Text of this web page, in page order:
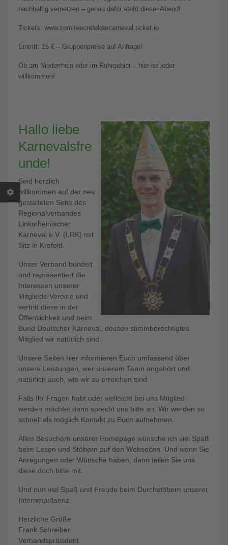
nachhaltig vernetzen – genau dafür steht dieser Abend!
Tickets: www.comiteecrefeldercarneval.ticket.io
Eintritt: 15 € – Gruppenpreise auf Anfrage!
Ob am Niederrhein oder im Ruhrgebiet – hier ist jeder
willkommen!
Hallo liebe
Karnevalsfre
unde!
Seid herzlich
willkommen auf der neu
gestalteten Seite des
Regionalverbandes
Linksrheinischer
Karneval e.V. (LRK) mit
Sitz in Krefeld.
Unser Verband bündelt
und repräsentiert die
Interessen unserer
Mitglieds-Vereine und
vertritt diese in der
Öffentlichkeit und beim
Bund Deutscher Karneval, dessen stimmberechtigtes
Mitglied wir natürlich sind.
Unsere Seiten hier informieren Euch umfassend über
unsere Leistungen, wer unserem Team angehört und
natürlich auch, wie wir zu erreichen sind.
Falls Ihr Fragen habt oder vielleicht bei uns Mitglied
werden möchtet dann sprecht uns bitte an. Wir werden so
schnell als möglich Kontakt zu Euch aufnehmen.
Allen Besuchern unserer Homepage wünsche ich viel Spaß
beim Lesen und Stöbern auf den Webseiten. Und wenn Sie
Anregungen oder Wünsche haben, dann teilen Sie uns
diese doch bitte mit.
Und nun viel Spaß und Freude beim Durchstöbern unserer
Internetpräsenz.
Herzliche Grüße
Frank Schreiber
Verbandspräsident